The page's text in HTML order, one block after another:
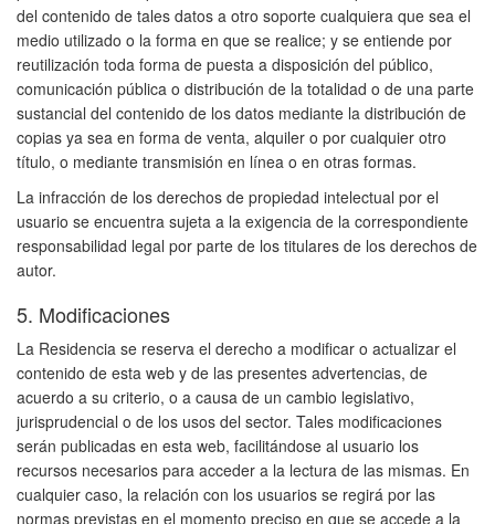
del contenido de tales datos a otro soporte cualquiera que sea el
medio utilizado o la forma en que se realice; y se entiende por
reutilización toda forma de puesta a disposición del público,
comunicación pública o distribución de la totalidad o de una parte
sustancial del contenido de los datos mediante la distribución de
copias ya sea en forma de venta, alquiler o por cualquier otro
título, o mediante transmisión en línea o en otras formas.
La infracción de los derechos de propiedad intelectual por el
usuario se encuentra sujeta a la exigencia de la correspondiente
responsabilidad legal por parte de los titulares de los derechos de
autor.
5. Modificaciones
La Residencia se reserva el derecho a modificar o actualizar el
contenido de esta web y de las presentes advertencias, de
acuerdo a su criterio, o a causa de un cambio legislativo,
jurisprudencial o de los usos del sector. Tales modificaciones
serán publicadas en esta web, facilitándose al usuario los
recursos necesarios para acceder a la lectura de las mismas. En
cualquier caso, la relación con los usuarios se regirá por las
normas previstas en el momento preciso en que se accede a la